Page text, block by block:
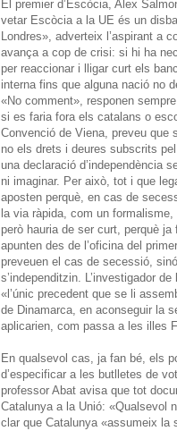
El premier d’Escòcia, Alex
vetar Escòcia a la UE és un
Londres», adverteix l’aspirant a
avança a cop de crisi: si hi ha
per reaccionar i lligar curt els
interna fins que alguna nació no
«No comment», responen
si es faria fora els catalans o
Convenció de Viena, preveu que
no els drets i deures subscrits
una declaració d’independència
ni imaginar. Per això, tot i que
aposten perquè, en cas de
la via ràpida, com un
però hauria de ser curt, perquè
apunten des de l’oficina del
preveuen el cas de secessió,
s’independitzin. L’investigador
«l’únic precedent que se li
de Dinamarca, en aconseguir la
aplicarien, com passa a les illes
En qualsevol cas, ja fan bé, els
d’especificar a les butlletes de
professor Abat avisa que tot
Catalunya a la Unió: «Qualsevol
clar que Catalunya «assumeix la